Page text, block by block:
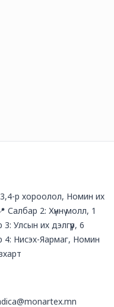
р хороолол, Номин их
Салбар 2: Хүннү молл, 1
Улсын их дэлгүүр, 6
4: Нисэх-Яармаг, Номин